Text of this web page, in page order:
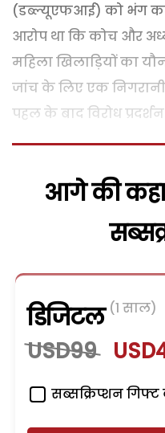
(डब्ल्यूएफआई) को भंग
आरोप था कि कोच और
महिला खिलाड़ियों का
जांच के लिए एक
पहल के बाद विरोध
आगे की
डिजिटल (1 साल)
USD99
सब्सक्रिप्शन